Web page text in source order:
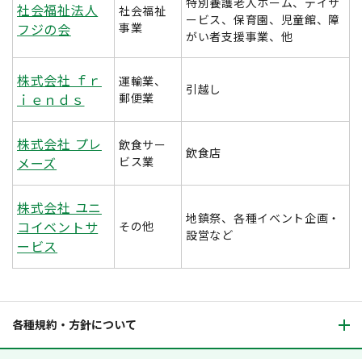
社会福祉法人
フジの会
社会福祉
事業
ービス、保育園、児童館、障
がい者支援事業、他
株式会社 ｆｒ
ｉｅｎｄｓ
運輸業、
郵便業
引越し
株式会社 プレ
メーズ
飲食サー
ビス業
飲食店
株式会社 ユニ
コイベントサ
ービス
その他
地鎮祭、各種イベント企画・
設営など
各種規約・方針について